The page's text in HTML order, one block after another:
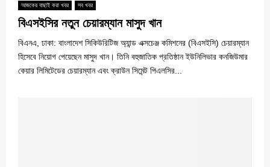
আজকের বাছাই করা খবর সব খবর
বিএসইসির নতুন চেয়ারম্যান মাসুদ খান
বিএনএ, ঢাকা: বাংলাদেশ সিকিউরিটিজ অ্যান্ড এক্সচেঞ্জ কমিশনের (বিএসইসি) চেয়ারম্যান
হিসেবে নিয়োগ পেয়েছেন মাসুদ খান। তিনি বহুজাতিক প্রতিষ্ঠান ইউনিলিভার কনজিউমার
কেয়ার লিমিটেডের চেয়ারম্যান এবং ক্রাউন সিমেন্ট পিএলসির...